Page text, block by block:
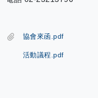
協會來函.pdf
活動議程.pdf